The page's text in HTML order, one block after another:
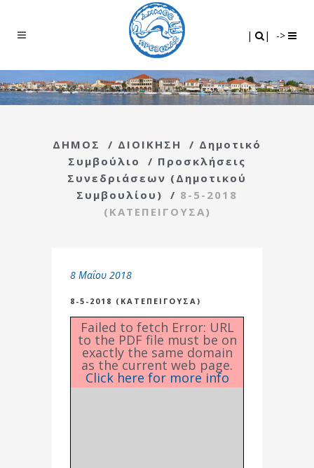
| | ->
ΔΗΜΟΣ / ΔΙΟΙΚΗΣΗ / Δημοτικό
Συμβούλιο
/ Προσκλήσεις
Συνεδριάσεων (Δημοτικού
Συμβουλίου)
/ 8-5-2018
(ΚΑΤΕΠΕΙΓΟΥΣΑ)
8 Μαΐου 2018
8-5-2018 (ΚΑΤΕΠΕΙΓΟΥΣΑ)
Failed to fetch Error: URL
to the PDF file must be on
exactly the same domain
as the current web page.
Click here for more info